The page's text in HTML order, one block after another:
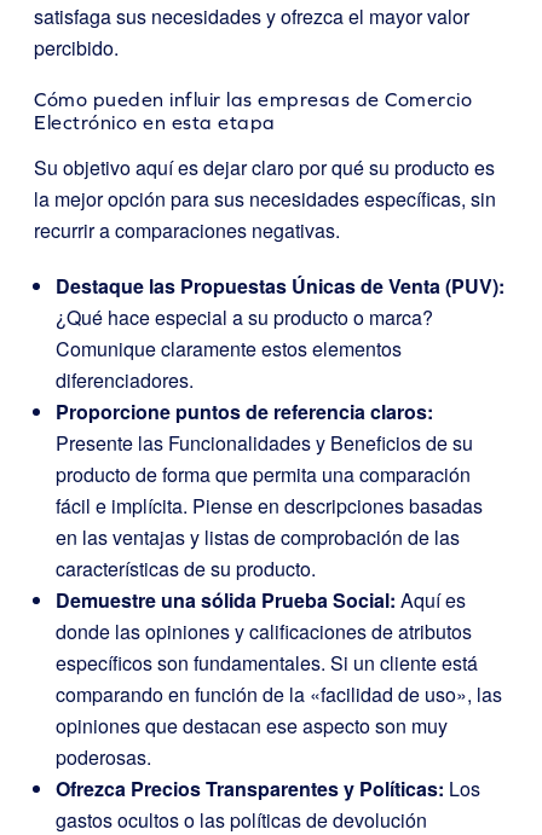
satisfaga sus necesidades y ofrezca el mayor valor
percibido.
Cómo pueden influir las empresas de Comercio
Electrónico en esta etapa
Su objetivo aquí es dejar claro por qué su producto es
la mejor opción para sus necesidades específicas, sin
recurrir a comparaciones negativas.
Destaque las Propuestas Únicas de Venta (PUV):
¿Qué hace especial a su producto o marca?
Comunique claramente estos elementos
diferenciadores.
Proporcione puntos de referencia claros:
Presente las Funcionalidades y Beneficios de su
producto de forma que permita una comparación
fácil e implícita. Piense en descripciones basadas
en las ventajas y listas de comprobación de las
características de su producto.
Demuestre una sólida Prueba Social: Aquí es
donde las opiniones y calificaciones de atributos
específicos son fundamentales. Si un cliente está
comparando en función de la «facilidad de uso», las
opiniones que destacan ese aspecto son muy
poderosas.
Ofrezca Precios Transparentes y Políticas: Los
gastos ocultos o las políticas de devolución